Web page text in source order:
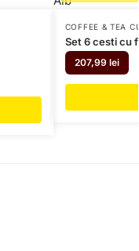
COFFEE & TEA
Set 6 cesti cu
207,99 lei